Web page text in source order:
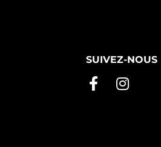
SUIVEZ-NOUS